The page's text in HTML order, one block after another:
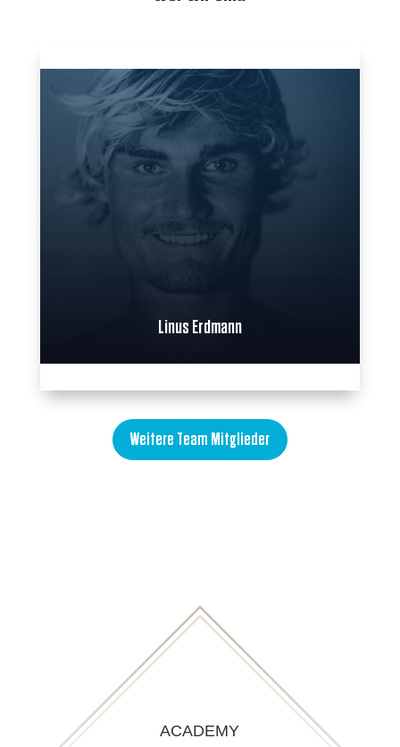
Linus Erdmann
Weitere Team Mitglieder
ACADEMY